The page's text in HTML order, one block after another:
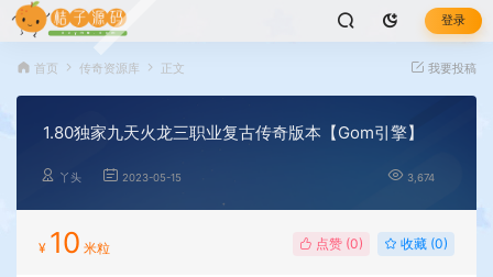
登录
首页 传奇资源库 正文 我要投稿
1.80独家九天火龙三职业复古传奇版本【Gom引擎】
丫头 2023-05-15 3,674
¥ 10 米粒 点赞 (0) 收藏 (0)